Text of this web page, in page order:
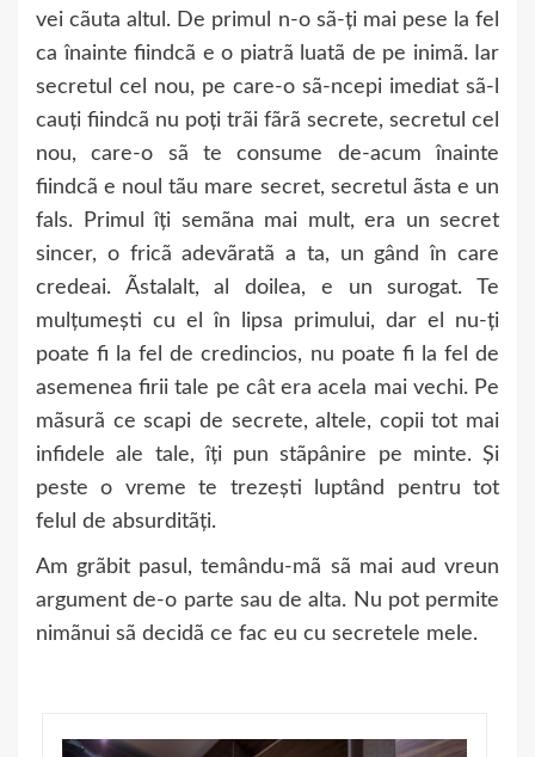
vei cãuta altul. De primul n-o sã-ți mai pese la fel
ca înainte fiindcã e o piatrã luatã de pe inimã. Iar
secretul cel nou, pe care-o sã-ncepi imediat sã-l
cauți fiindcã nu poți trãi fãrã secrete, secretul cel
nou, care-o sã te consume de-acum înainte
fiindcã e noul tãu mare secret, secretul ãsta e un
fals. Primul îți semãna mai mult, era un secret
sincer, o fricã adevãratã a ta, un gând în care
credeai. Ãstalalt, al doilea, e un surogat. Te
mulțumești cu el în lipsa primului, dar el nu-ți
poate fi la fel de credincios, nu poate fi la fel de
asemenea firii tale pe cât era acela mai vechi. Pe
mãsurã ce scapi de secrete, altele, copii tot mai
infidele ale tale, îți pun stãpânire pe minte. Și
peste o vreme te trezești luptând pentru tot
felul de absurditãți.
Am grãbit pasul, temându-mã sã mai aud vreun
argument de-o parte sau de alta. Nu pot permite
nimãnui sã decidã ce fac eu cu secretele mele.